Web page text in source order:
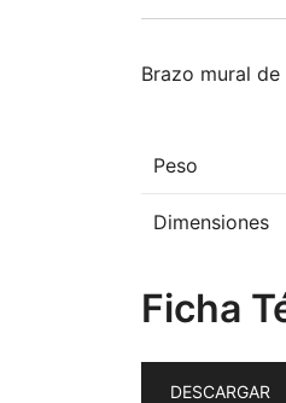
Brazo mural
Peso
Dimensiones
Ficha
DESCARGAR